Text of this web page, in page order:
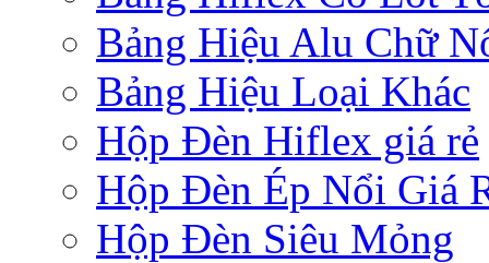
Bảng Hiệu Alu Chữ
Bảng Hiệu Loại Khác
Hộp Đèn Hiflex giá rẻ
Hộp Đèn Ép Nổi Giá
Hộp Đèn Siêu Mỏng